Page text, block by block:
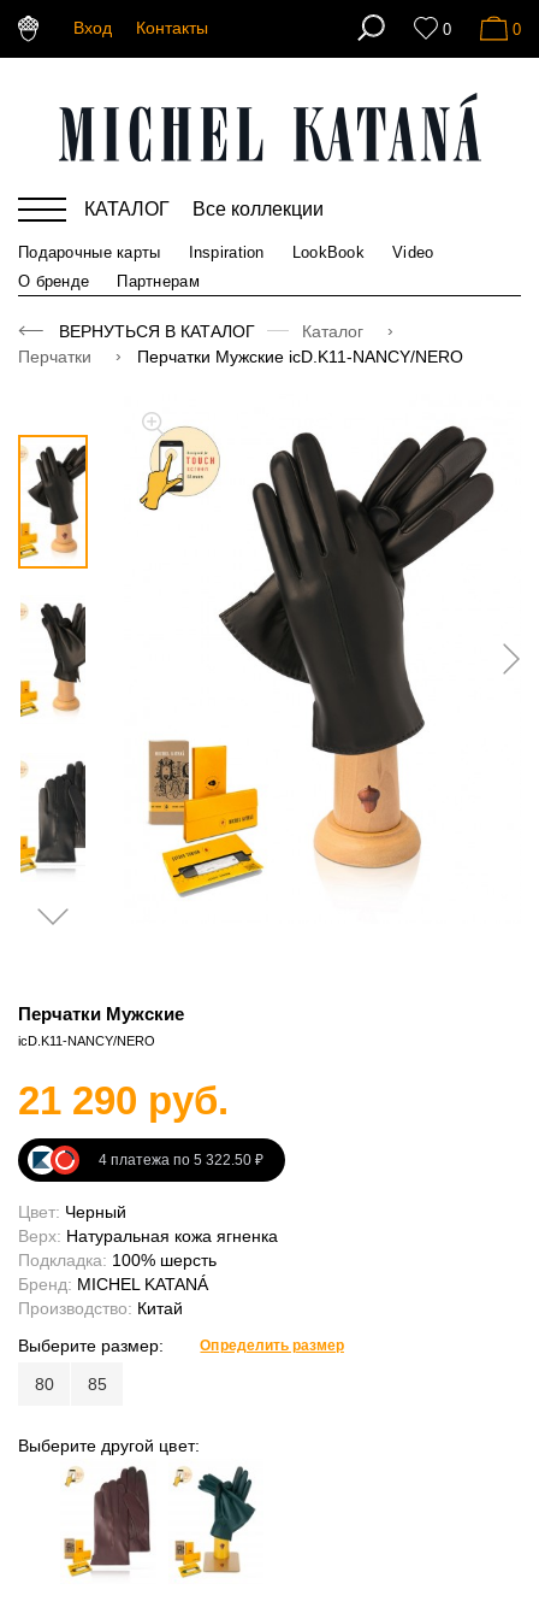
Вход Контакты 0 0
КАТАЛОГ Все коллекции
Подарочные карты Inspiration LookBook
Video
О бренде
Партнерам
ВЕРНУТЬСЯ В КАТАЛОГ
Каталог
Перчатки
Перчатки Мужские icD.K11-NANCY/NERO
Перчатки Мужские
icD.K11-NANCY/NERO
21 290 руб.
4 платежа по 5 322.50 ₽
Цвет: Черный
Верх: Натуральная кожа ягненка
Подкладка: 100% шерсть
Бренд: MICHEL KATANÁ
Производство: Китай
Выберите размер:
Определить размер
80 85
Выберите другой цвет: